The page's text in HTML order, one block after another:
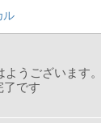
ル
ようございます。
了です